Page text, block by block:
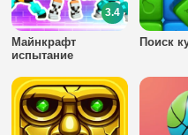
Майнкрафт
испытание
3.4
Поиск